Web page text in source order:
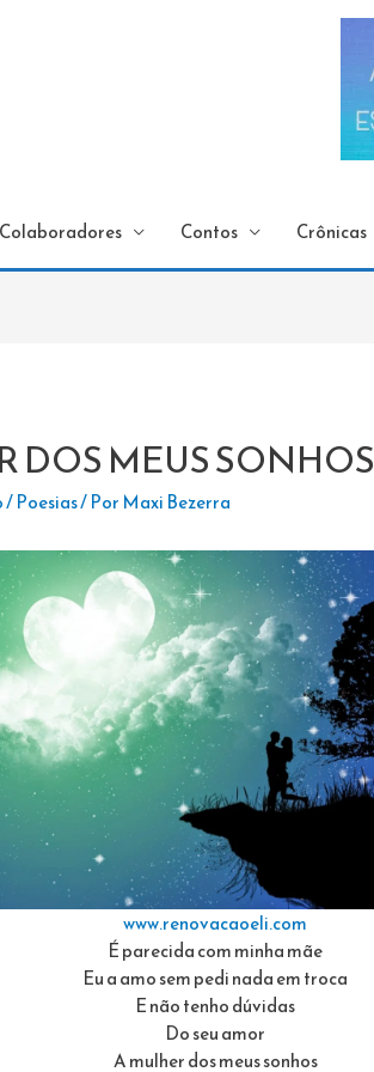
Colaboradores Contos Crônicas
DOS MEUS SONHOS
/Poesias/ Por Maxi Bezerra
www.renovacaoeli.com
É parecida com minha mãe
Eu a amo sem pedi nada em troca
E não tenho dúvidas
Do seu amor
A mulher dos meus sonhos